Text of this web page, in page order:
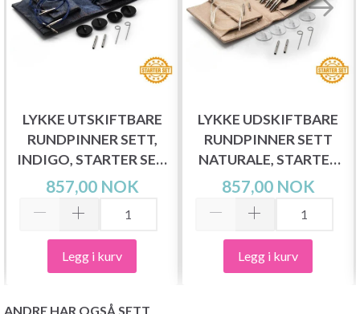
LYKKE UTSKIFTBARE
RUNDPINNER SETT,
INDIGO, STARTER SET,
BLÅ, 9 CM
857,00 NOK
Legg i kurv
LYKKE UDSKIFTBARE
RUNDPINNER SETT
NATURALE, STARTER
SET, BEIGE, 9 CM
857,00 NOK
Legg i kurv
ANDRE HAR OGSÅ SETT